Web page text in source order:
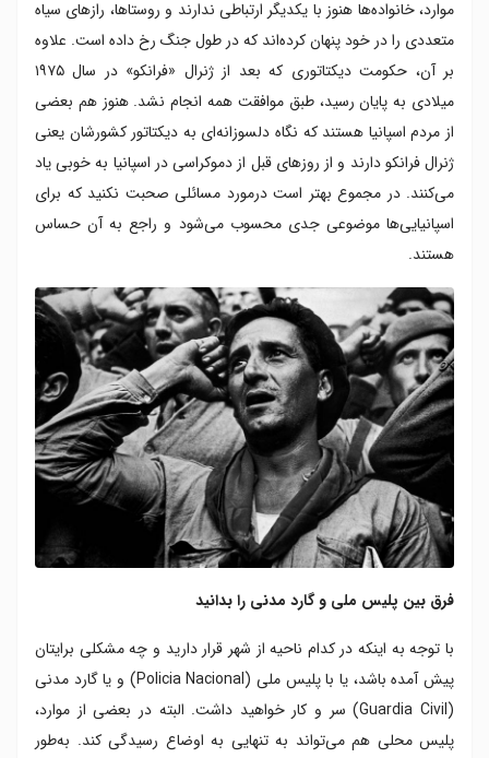
موارد، خانواده‌ها هنوز با یکدیگر ارتباطی ندارند و روستاها، رازهای سیاه
متعددی را در خود پنهان کرده‌اند که در طول جنگ رخ داده است. علاوه
بر آن، حکومت دیکتاتوری که بعد از ژنرال «فرانکو» در سال ۱۹۷۵
میلادی به پایان رسید، طبق موافقت همه انجام نشد. هنوز هم بعضی
از مردم اسپانیا هستند که نگاه دلسوزانه‌ای به دیکتاتور کشورشان یعنی
ژنرال فرانکو دارند و از روزهای قبل از دموکراسی در اسپانیا به خوبی یاد
می‌کنند. در مجموع بهتر است درمورد مسائلی صحبت نکنید که برای
اسپانیایی‌ها موضوعی جدی محسوب می‌شود و راجع به آن حساس
هستند.
فرق بین پلیس ملی و گارد مدنی را بدانید
با توجه به اینکه در کدام ناحیه از شهر قرار دارید و چه مشکلی برایتان
پیش آمده باشد، یا با پلیس ملی (Policia Nacional) و یا گارد مدنی
(Guardia Civil) سر و کار خواهید داشت. البته در بعضی از موارد،
پلیس محلی هم می‌تواند به تنهایی به اوضاع رسیدگی کند. به‌طور